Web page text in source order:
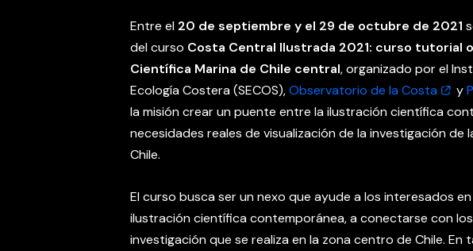
Entre el 20 de septiembre y el 29 de octubre de 2021
del curso Costa Central Ilustrada 2021: curso tutorial
Científica Marina de Chile central, organizado por el
Ecología Costera (SECOS),Observatorio de la Costa y
la misión crear un puente entre la ilustración científica
necesidades reales de visualización de la investigación de
Chile.
El curso busca ser un nexo que ayude a los interesados
ilustración científica contemporánea, a conectarse con
investigación que se realiza en la zona centro de Chile. En